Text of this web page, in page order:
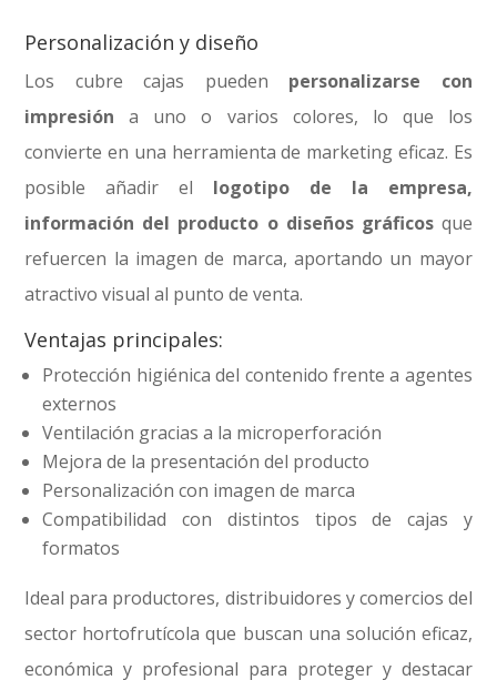
Personalización y diseño
Los cubre cajas pueden personalizarse con
impresión a uno o varios colores, lo que los
convierte en una herramienta de marketing eficaz. Es
posible añadir el logotipo de la empresa,
información del producto o diseños gráficosque
refuercen la imagen de marca, aportando un mayor
atractivo visual al punto de venta.
Ventajas principales:
Protección higiénica del contenido frente a agentes
externos
Ventilación gracias a la microperforación
Mejora de la presentación del producto
Personalización con imagen de marca
Compatibilidad con distintos tipos de cajas y
formatos
Ideal para productores, distribuidores y comercios del
sector hortofrutícola que buscan una solución eficaz,
económica y profesional para proteger y destacar